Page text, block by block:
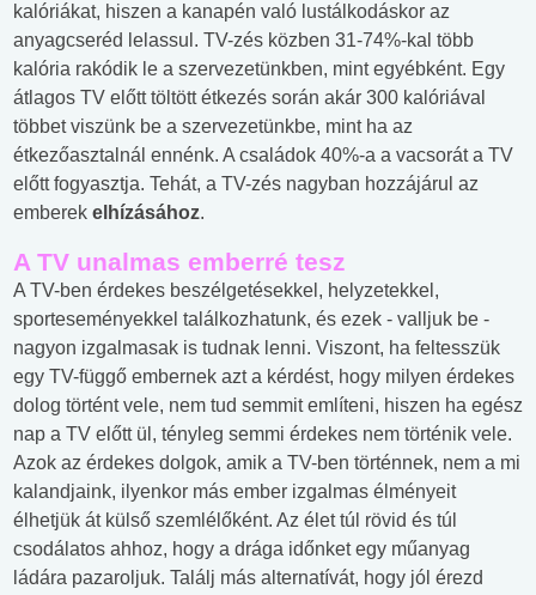
kalóriákat, hiszen a kanapén való lustálkodáskor az
anyagcseréd lelassul. TV-zés közben 31-74%-kal több
kalória rakódik le a szervezetünkben, mint egyébként. Egy
átlagos TV előtt töltött étkezés során akár 300 kalóriával
többet viszünk be a szervezetünkbe, mint ha az
étkezőasztalnál ennénk. A családok 40%-a a vacsorát a TV
előtt fogyasztja. Tehát, a TV-zés nagyban hozzájárul az
emberek elhízásához.
A TV unalmas emberré tesz
A TV-ben érdekes beszélgetésekkel, helyzetekkel,
sporteseményekkel találkozhatunk, és ezek - valljuk be -
nagyon izgalmasak is tudnak lenni. Viszont, ha feltesszük
egy TV-függő embernek azt a kérdést, hogy milyen érdekes
dolog történt vele, nem tud semmit említeni, hiszen ha egész
nap a TV előtt ül, tényleg semmi érdekes nem történik vele.
Azok az érdekes dolgok, amik a TV-ben történnek, nem a mi
kalandjaink, ilyenkor más ember izgalmas élményeit
élhetjük át külső szemlélőként. Az élet túl rövid és túl
csodálatos ahhoz, hogy a drága időnket egy műanyag
ládára pazaroljuk. Találj más alternatívát, hogy jól érezd